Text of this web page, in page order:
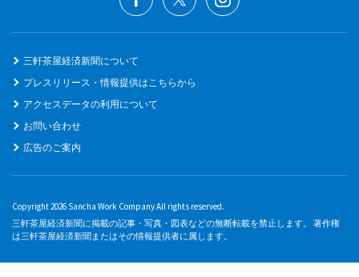
三軒茶屋経済新聞について
プレスリリース・情報提供はこちらから
アクセスデータの利用について
お問い合わせ
広告のご案内
Copyright 2026 Sancha Work Company All rights reserved.
三軒茶屋経済新聞に掲載の記事・写真・図表などの無断転載を禁止します。 著作権
は三軒茶屋経済新聞またはその情報提供者に属します。